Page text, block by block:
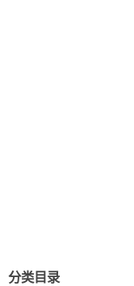
分类目录